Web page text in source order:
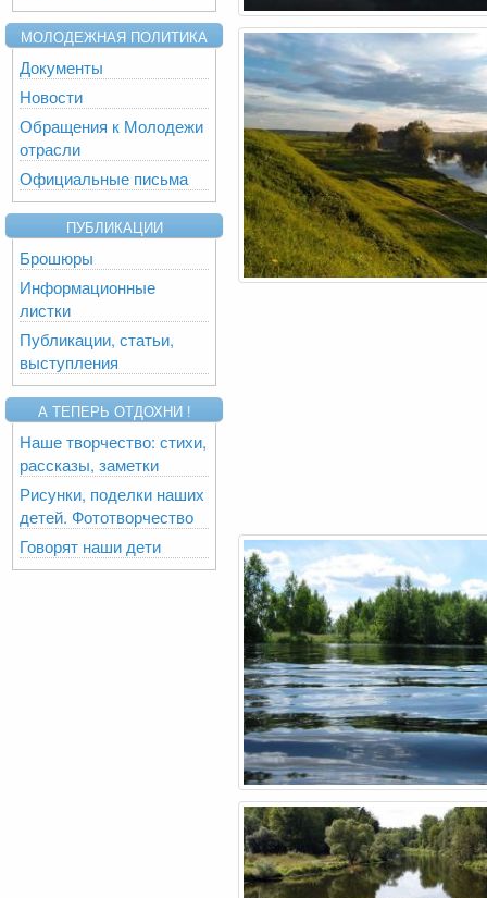
МОЛОДЕЖНАЯ ПОЛИТИКА
Документы
Новости
Обращения к Молодежи
отрасли
Официальные письма
ПУБЛИКАЦИИ
Брошюры
Информационные
листки
Публикации, статьи,
выступления
А ТЕПЕРЬ ОТДОХНИ !
Наше творчество: стихи,
рассказы, заметки
Рисунки, поделки наших
детей. Фототворчество
Говорят наши дети